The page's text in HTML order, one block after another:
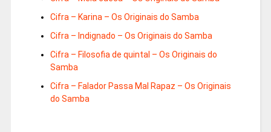
Cifra – Karina – Os Originais do Samba
Cifra – Indignado – Os Originais do Samba
Cifra – Filosofia de quintal – Os Originais do
Samba
Cifra – Falador Passa Mal Rapaz – Os Originais
do Samba